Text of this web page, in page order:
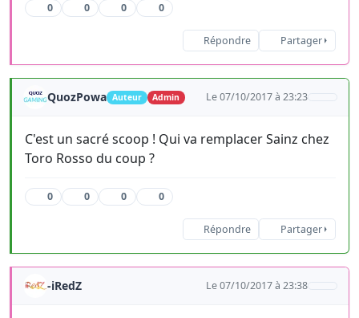
0 0 0 0
Répondre Partager
QuozPowa Auteur Admin Le 07/10/2017 à 23:23
C'est un sacré scoop ! Qui va remplacer Sainz chez
Toro Rosso du coup ?
0 0 0 0
Répondre Partager
-iRedZ Le 07/10/2017 à 23:38